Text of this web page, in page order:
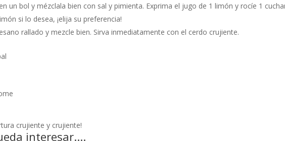
un bol y mézclala bien con sal y pimienta. Exprima el jugo de 1 limón y rocíe 1
si lo desea, ¡elija su preferencia!
rallado y mezcle bien. Sirva inmediatamente con el cerdo crujiente.
crujiente y crujiente!
interesar....